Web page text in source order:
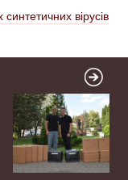
вірусів